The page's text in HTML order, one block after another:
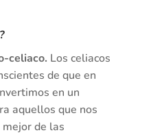
celiaco. Los celiacos
de que en
en un
aquellos que nos
de las